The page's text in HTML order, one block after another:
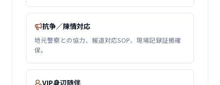
抗争／陳情対応
地元警察との協力、報道対応SOP、現場記録証拠確
保。
VIP身辺随伴